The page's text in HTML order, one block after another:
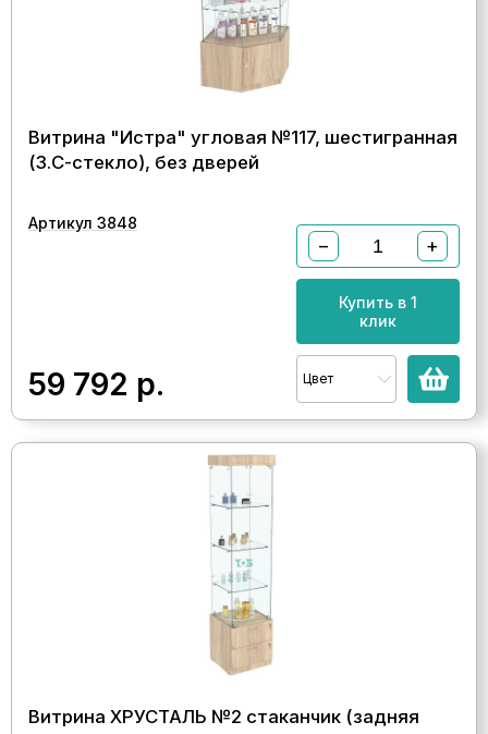
Витрина "Истра" угловая №117, шестигранная
(З.С-стекло), без дверей
Артикул 3848
59 792 р.
− +
Купить в 1
клик
Цвет
Витрина ХРУСТАЛЬ №2 стаканчик (задняя